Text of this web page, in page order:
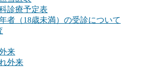
診療予定表
者（18歳未満）の受診について
来
外来